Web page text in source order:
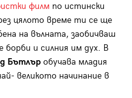
филм по истински
цялото време ти се ще
на вълната, заобичваш
и силния им дух. В
Бътлъробучава младия
великото начинание в